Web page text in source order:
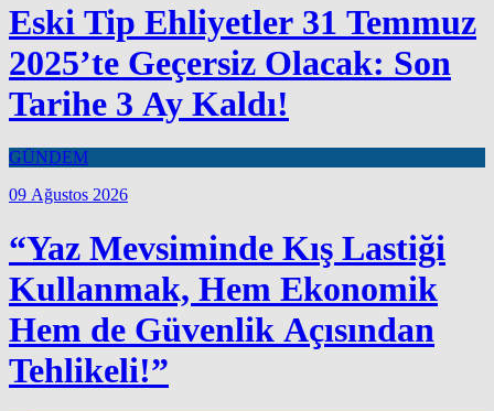
Eski Tip Ehliyetler 31 Temmuz
2025’te Geçersiz Olacak: Son
Tarihe 3 Ay Kaldı!
GÜNDEM
09 Ağustos 2026
“Yaz Mevsiminde Kış Lastiği
Kullanmak, Hem Ekonomik
Hem de Güvenlik Açısından
Tehlikeli!”